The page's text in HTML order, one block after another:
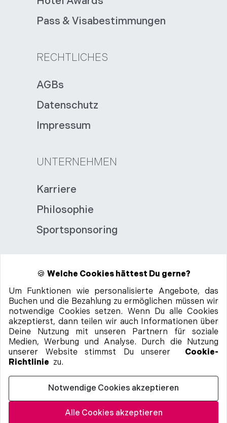
🍪 Welche Cookies hättest Du gerne?
Um Funktionen wie personalisierte Angebote, das
Buchen und die Bezahlung zu ermöglichen müssen wir
notwendige Cookies setzen. Wenn Du alle Cookies
akzeptierst, dann teilen wir auch Informationen über
Deine Nutzung mit unseren Partnern für soziale
Medien, Werbung und Analyse. Durch die Nutzung
unserer Website stimmst Du unserer
Cookie-
Richtlinie zu.
Notwendige Cookies akzeptieren
Alle Cookies akzeptierenZur Hotelauswahl
Pass & Visabestimmungen
RECHTLICHES
AGBs
Datenschutz
Impressum
UNTERNEHMEN
Karriere
Philosophie
Sportsponsoring
99%
positives
Feedback
Auch als App: